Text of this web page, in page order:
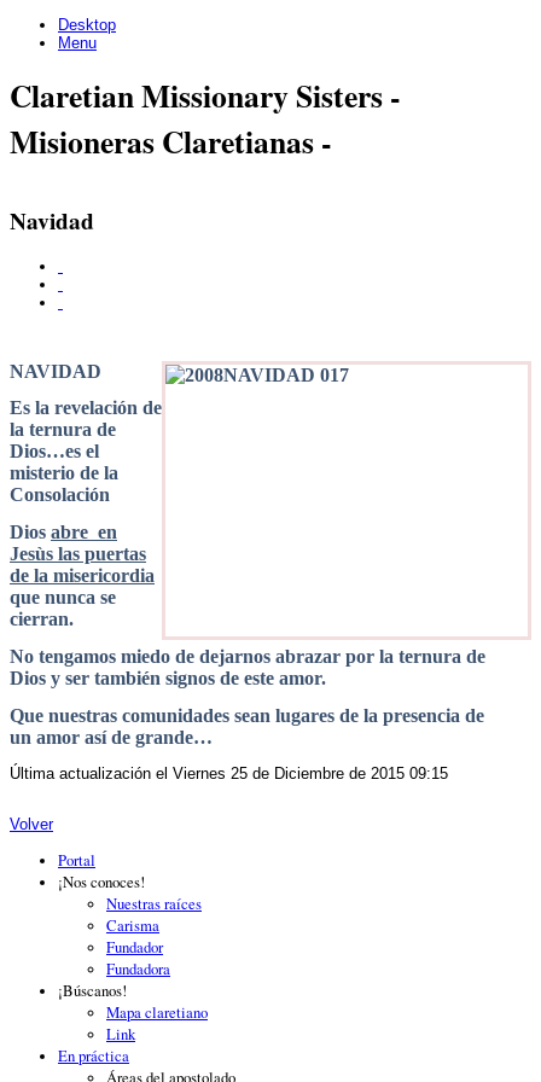
Desktop
Menu
Claretian Missionary Sisters -
Misioneras Claretianas -
Navidad
NAVIDAD
Es la revelación de
la ternura de
Dios…es el
misterio de la
Consolación
Dios abre en
Jesùs las puertas
de la misericordia
que nunca se
cierran.
No tengamos miedo de dejarnos abrazar por la ternura de
Dios y ser también signos de este amor.
Que nuestras comunidades sean lugares de la presencia de
un amor así de grande…
Última actualización el Viernes 25 de Diciembre de 2015 09:15
Volver
Portal
¡Nos conoces!
Nuestras raíces
Carisma
Fundador
Fundadora
¡Búscanos!
Mapa claretiano
Link
En práctica
Áreas del apostolado